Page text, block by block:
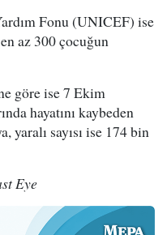
Fonu (UNICEF) ise
az 300 çocuğun
göre ise 7 Ekim
hayatını kaybeden
yaralı sayısı ise 174 bin
Eye